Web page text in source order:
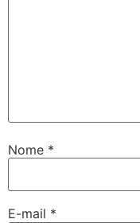
Nome *
E-mail *